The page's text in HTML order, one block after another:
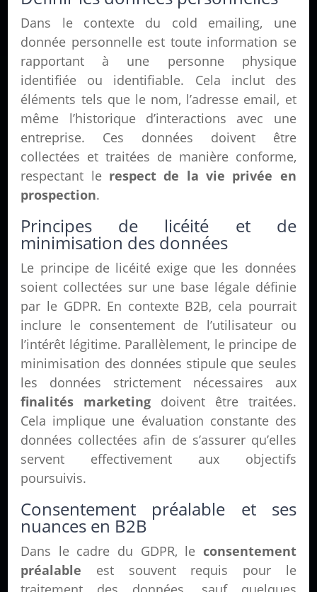
Dans le contexte du cold emailing, une
donnée personnelle est toute information se
rapportant à une personne physique
identifiée ou identifiable. Cela inclut des
éléments tels que le nom, l’adresse email, et
même l’historique d’interactions avec une
entreprise. Ces données doivent être
collectées et traitées de manière conforme,
respectant le respect de la vie privée en
prospection.
Principes de licéité et de
minimisation des données
Le principe de licéité exige que les données
soient collectées sur une base légale définie
par le GDPR. En contexte B2B, cela pourrait
inclure le consentement de l’utilisateur ou
l’intérêt légitime. Parallèlement, le principe de
minimisation des données stipule que seules
les données strictement nécessaires aux
finalités marketing doivent être traitées.
Cela implique une évaluation constante des
données collectées afin de s’assurer qu’elles
servent effectivement aux objectifs
poursuivis.
Consentement préalable et ses
nuances en B2B
Dans le cadre du GDPR, le consentement
préalable est souvent requis pour le